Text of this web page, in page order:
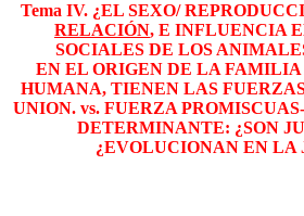
Tema IV. ¿EL SEXO/
RELACIÓN, E INFLUENCIA
SOCIALES DE LOS
EN EL ORIGEN DE LA
HUMANA, TIENEN LAS
UNION. vs. FUERZA
DETERMINANTE: ¿SON
¿EVOLUCIONAN EN LA